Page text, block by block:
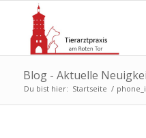
Blog - Aktuelle
Du bist hier: Startseite /